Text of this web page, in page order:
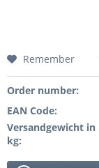
Remember
Order number:
EAN Code:
Versandgewicht in
kg: